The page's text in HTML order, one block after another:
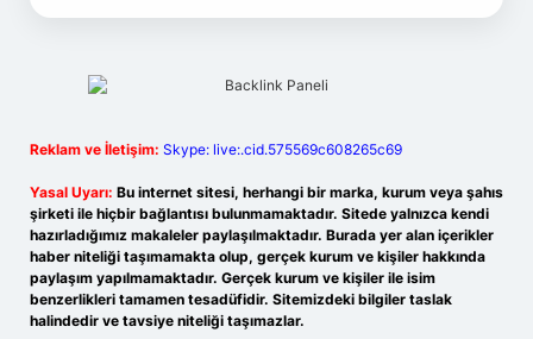
Reklam ve İletişim: Skype: live:.cid.575569c608265c69
Yasal Uyarı: Bu internet sitesi, herhangi bir marka, kurum veya şahıs
şirketi ile hiçbir bağlantısı bulunmamaktadır. Sitede yalnızca kendi
hazırladığımız makaleler paylaşılmaktadır. Burada yer alan içerikler
haber niteliği taşımamakta olup, gerçek kurum ve kişiler hakkında
paylaşım yapılmamaktadır. Gerçek kurum ve kişiler ile isim
benzerlikleri tamamen tesadüfidir. Sitemizdeki bilgiler taslak
halindedir ve tavsiye niteliği taşımazlar.